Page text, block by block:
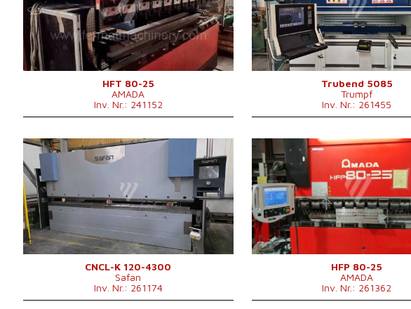
Abkantlänge
2620 mm
Anzahl der Achsen
4
Lower Ausgleichsbewegung
Stößelhub
200 mm
Maschinengewicht
5750 kg
HFT 80-25
AMADA
Inv. Nr.: 241152
Abkantlänge
2720 mm
Anzahl der Achsen
6
Lower Ausgleichsbewegung ja
Art der Pressenantrieb
Maschinengewicht
8200 kg
Maschinenabmessungen L x 3100 x
mm
1460 mm
Hauptmotorleistung
17 kW
Trubend 5085
Trumpf
Inv. Nr.: 261455
Baujahr:
Kontrollsystem
Steuerung SAFAN
Druckleistung
Abkantlänge
4300 mm
Anzahl der Achsen
4
Lower Ausgleichsbewegung
ja
Art der Pressenantrieb
Hydraulický
CNCL-K 120-4300
Safan
Inv. Nr.: 261174
Baujahr:
2006
Kontrollsystem
ja
Druckleistung
80 t
Abkantlänge
2500 mm
Anzahl der Achsen
7
Lower Ausgleichsbewegungja
Art der Pressenantrieb
HFP 80-25
AMADA
Inv. Nr.: 261362